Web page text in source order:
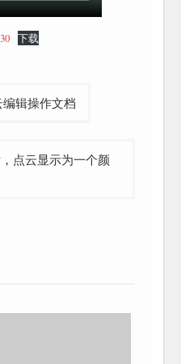
下载
辑操作文档
点云显示为一个颜